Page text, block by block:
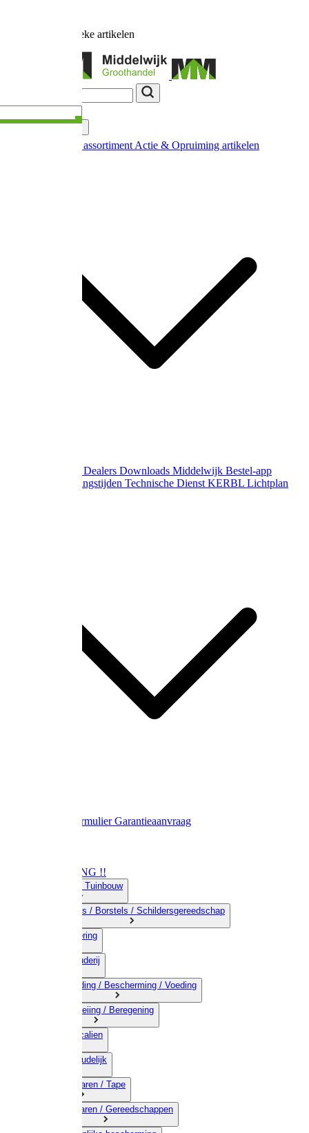
unieke artikelen
Nieuw in ons assortiment Actie & Opruiming artikelen
Dealers Downloads Middelwijk Bestel-app
Gewijzigde openingstijden Technische Dienst KERBL Lichtplan
RetourformulierGarantieaanvraag
OPRUIMING !!
01) Land-& Tuinbouw
02) Bezems / Borstels / Schildersgereedschap
03) Afrastering
04) Veehouderij
05) Bestrijding / Bescherming / Voeding
06) Besproeiing / Beregening
07) Chemicalien
08) Huishoudelijk
09) Touwwaren / Tape
10) IJzerwaren / Gereedschappen